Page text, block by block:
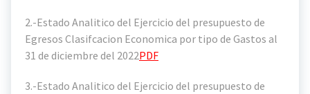
2.-Estado Analitico del Ejercicio del presupuesto de
Egresos Clasifcacion Economica por tipo de Gastos al
31 de diciembre del 2022PDF
3.-Estado Analitico del Ejercicio del presupuesto de